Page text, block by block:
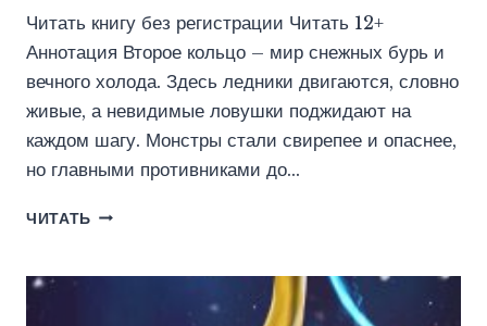
Читать книгу без регистрации Читать 12+
Аннотация Второе кольцо – мир снежных бурь и
вечного холода. Здесь ледники двигаются, словно
живые, а невидимые ловушки поджидают на
каждом шагу. Монстры стали свирепее и опаснее,
но главными противниками до…
ЧИТАТЬ СИСТЕМА